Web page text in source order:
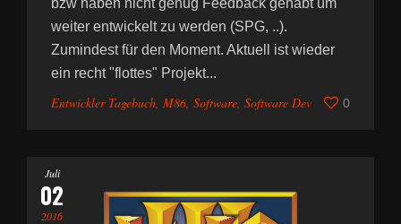
bzw haben nicht genug Feedback gehabt um
weiter entwickelt zu werden (SPG, ..).
Zumindest für den Moment. Aktuell ist wieder
ein recht "flottes" Projekt...
Entwickler Tagebuch, M86, Software, Software Dev 0
Juli
02
2016